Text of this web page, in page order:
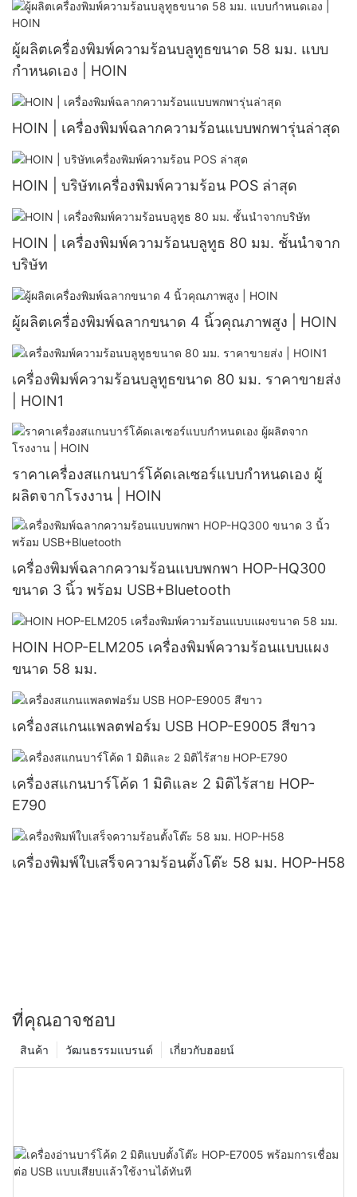
ผู้ผลิตเครื่องพิมพ์ความร้อนบลูทูธขนาด 58 มม. แบบ
กำหนดเอง | HOIN
HOIN | เครื่องพิมพ์ฉลากความร้อนแบบพกพารุ่นล่าสุด
HOIN | บริษัทเครื่องพิมพ์ความร้อน POS ล่าสุด
HOIN | เครื่องพิมพ์ความร้อนบลูทูธ 80 มม. ชั้นนำจาก
บริษัท
ผู้ผลิตเครื่องพิมพ์ฉลากขนาด 4 นิ้วคุณภาพสูง | HOIN
เครื่องพิมพ์ความร้อนบลูทูธขนาด 80 มม. ราคาขายส่ง
| HOIN1
ราคาเครื่องสแกนบาร์โค้ดเลเซอร์แบบกำหนดเอง ผู้
ผลิตจากโรงงาน | HOIN
เครื่องพิมพ์ฉลากความร้อนแบบพกพา HOP-HQ300
ขนาด 3 นิ้ว พร้อม USB+Bluetooth
HOIN HOP-ELM205 เครื่องพิมพ์ความร้อนแบบแผง
ขนาด 58 มม.
เครื่องสแกนแพลตฟอร์ม USB HOP-E9005 สีขาว
เครื่องสแกนบาร์โค้ด 1 มิติและ 2 มิติไร้สาย HOP-
E790
เครื่องพิมพ์ใบเสร็จความร้อนตั้งโต๊ะ 58 มม. HOP-H58
ที่คุณอาจชอบ
เกี่ยวกับฮอยน์
วัฒนธรรมแบรนด์
สินค้า